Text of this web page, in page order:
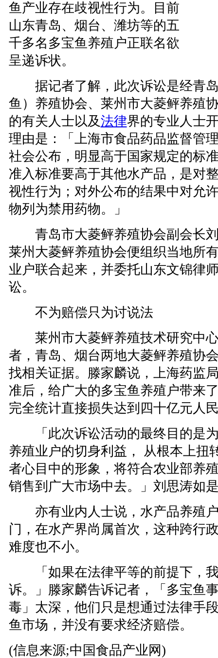
鱼产业存在歧视性行为。目前
山东青岛、烟台、潍坊等的五
千多名多宝鱼养殖户正联名欲
呈递诉状。
据记者了解，此次诉讼是经青岛
鱼）养殖协会、莱州市大菱鲆养殖
的有关人士以及法律界的专业人士
理由是：「上海市食品药品监督管
社会公布，明显高于国家规定的标
准入标准要高于其他水产品，是对
视性行为；对外公布的结果中对允
物列为禁用药物。」
青岛市大菱鲆养殖协会副会长刘
莱州大菱鲆养殖协会便组织当地所
业户联合起来，并委托山东文锦律
讼。
不为赔偿只为讨说法
莱州市大菱鲆养殖技术研究中心
者，青岛、烟台两地大菱鲆养殖协
找相关证据。滕家麟说，上海药监
准后，给广大的多宝鱼养殖户带来
完全统计直接损失达到四十亿元人
「此次诉讼活动的最终目的是为
养殖业户的切身利益， 从根本上扭
者心目中的形象，将符合农业部养
销售到广大市场中去。」刘思涛如
亦有业内人士说，水产品养殖户
门，在水产界尚属首次，这种跨行
难度也不小。
「如果在法律平等的前提下，我
诉。」滕家麟告诉记者，「多宝鱼
毒」太深，他们只是想通过法律手
鱼市场，并没有要求经济赔偿。
(信息来源;中国食品产业网)